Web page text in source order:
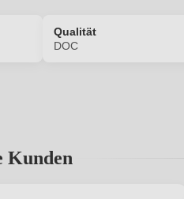
Qualität
DOC
Kunden